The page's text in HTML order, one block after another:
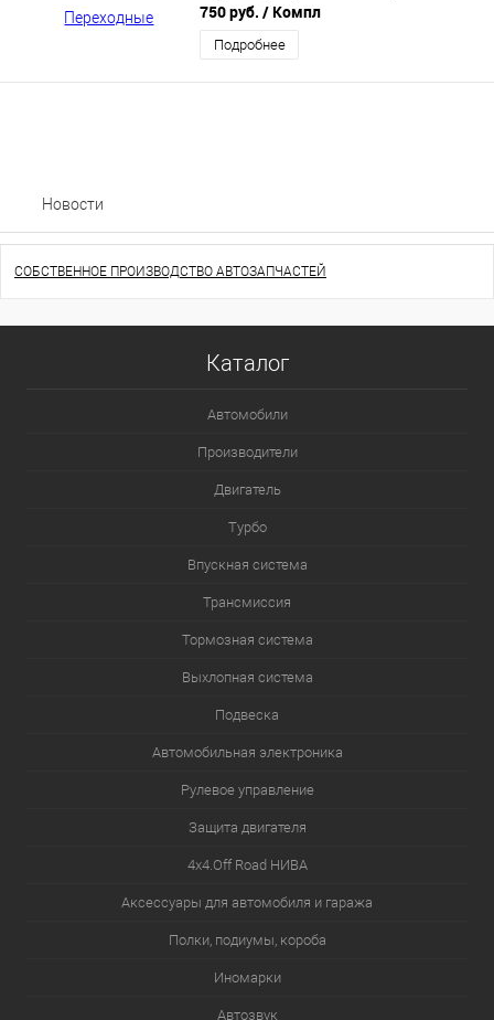
750 руб. / Компл
Подробнее
Новости
СОБСТВЕННОЕ ПРОИЗВОДСТВО АВТОЗАПЧАСТЕЙ
Каталог
Автомобили
Производители
Двигатель
Турбо
Впускная система
Трансмиссия
Тормозная система
Выхлопная система
Подвеска
Автомобильная электроника
Рулевое управление
Защита двигателя
4х4.Off Road НИВА
Аксессуары для автомобиля и гаража
Полки, подиумы, короба
Иномарки
Автозвук